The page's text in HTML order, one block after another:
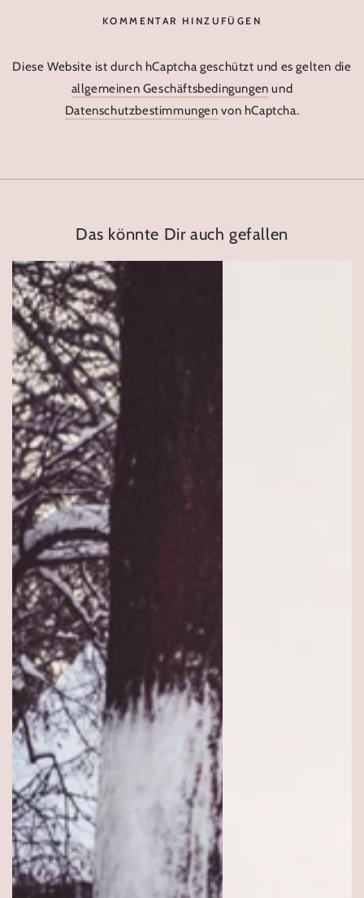
KOMMENTAR HINZUFÜGEN
Diese Website ist durch hCaptcha geschützt und es gelten die
allgemeinen Geschäftsbedingungen und
Datenschutzbestimmungen von hCaptcha.
Das könnte Dir auch gefallen